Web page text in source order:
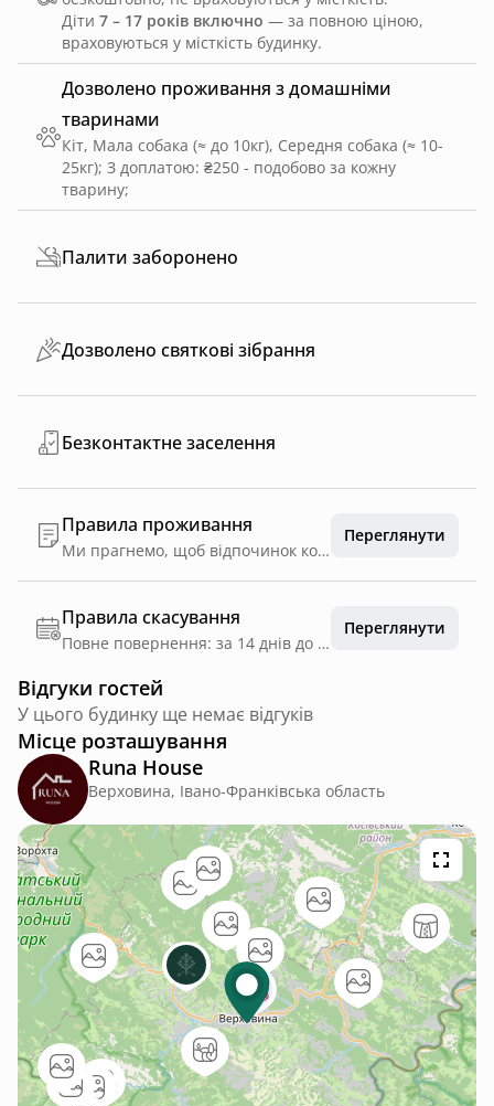
Дозволено проживання з домашніми
тваринами
Кіт, Мала собака (≈ до 10кг), Середня собака (≈ 10-
25кг); З доплатою: ₴250 - подобово за кожну
тварину;
Діти 7 – 17 років включно — за повною ціною,
враховуються у місткість будинку.
Палити заборонено
Дозволено святкові зібрання
Безконтактне заселення
Правила проживання
Ми прагнемо, щоб відпочинок кожного гостя був комфортним, тому просимо дотримуватися кількох простих правил: * Заселення — з 14:00 виселення — до 11:00. * У будинку заборонено палити (дозволено лише у спеціально відведених місцях на території). * Просимо поважати спокій сусідів та дотримуватися режиму тиші з 22:00 до 08:00. * Домашні улюбленці можуть проживати лише за попередньою домовленістю. * У разі пошкодження майна просимо одразу повідомити нас. Вартість пошкодженого майна відшкодовується згідно з його фактичною вартістю. Дякуємо за розуміння та бажаємо вам незабутнього відпочинку в Runa House! 🤍
Переглянути
Правила скасування
Повне повернення: за 14 днів до дати заїзду
Переглянути
Відгуки гостей
У цього будинку ще немає відгуків
Місце розташування
Runa House
Верховина, Івано-Франківська область